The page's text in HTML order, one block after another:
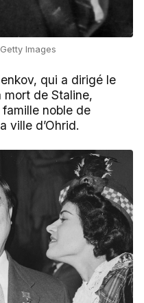
Images
qui a dirigé le
mort de Staline,
noble de
ville d’Ohrid.